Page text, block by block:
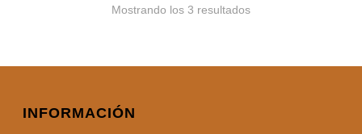
Mostrando los 3 resultados
INFORMACIÓN